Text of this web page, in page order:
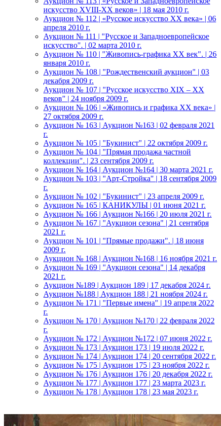
искусство XVIII-ХХ веков» | 18 мая 2010 г.
Аукцион № 112 | «Русское искусство ХХ века» | 06
апреля 2010 г.
Аукцион № 111 | "Русское и Западноевропейское
искусство". | 02 марта 2010 г.
Аукцион № 110 | "Живопись-графика ХХ век". | 26
января 2010 г.
Аукцион № 108 | "Рождественский аукцион" | 03
декабря 2009 г.
Аукцион № 107 | "Русское искусство XIX – ХХ
веков" | 24 ноября 2009 г.
Аукцион № 106 | «Живопись и графика ХХ века» |
27 октября 2009 г.
Аукцион № 163 | Аукцион №163 | 02 февраля 2021
г.
Аукцион № 105 | "Букинист" | 22 октября 2009 г.
Аукцион № 104 | "Прямая продажа частной
коллекции". | 23 сентября 2009 г.
Аукцион № 164 | Аукцион №164 | 30 марта 2021 г.
Аукцион № 103 | "Арт-Стройка" | 18 сентября 2009
г.
Аукцион № 102 | "Букинист" | 23 апреля 2009 г.
Аукцион № 165 | КАНИКУЛЫ | 01 июня 2021 г.
Аукцион № 166 | Аукцион №166 | 20 июля 2021 г.
Аукцион № 167 | "Аукцион сезона" | 21 сентября
2021 г.
Аукцион № 101 | "Прямые продажи". | 18 июня
2009 г.
Аукцион № 168 | Аукцион №168 | 16 ноября 2021 г.
Аукцион № 169 | "Аукцион сезона" | 14 декабря
2021 г.
Аукцион №189 | Аукцион 189 | 17 декабря 2024 г.
Аукцион №188 | Аукцион 188 | 21 ноября 2024 г.
Аукцион № 171 | "Первые имена" | 19 апреля 2022
г.
Аукцион № 170 | Аукцион №170 | 22 февраля 2022
г.
Аукцион № 172 | Аукцион №172 | 07 июня 2022 г.
Аукцион № 173 | Аукцион 173 | 19 июля 2022 г.
Аукцион № 174 | Аукцион 174 | 20 сентября 2022 г.
Аукцион № 175 | Аукцион 175 | 23 ноября 2022 г.
Аукцион № 176 | Аукцион 176 | 20 декабря 2022 г.
Аукцион № 177 | Аукцион 177 | 23 марта 2023 г.
Аукцион № 178 | Аукцион 178 | 23 мая 2023 г.